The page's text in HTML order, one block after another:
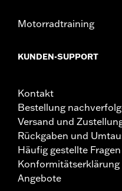
Motorradtraining
KUNDEN-SUPPORT
Kontakt
Bestellung
Versand und
Rückgaben und
Häufig gestellte Fragen
Konformitätserklärung
Angebote